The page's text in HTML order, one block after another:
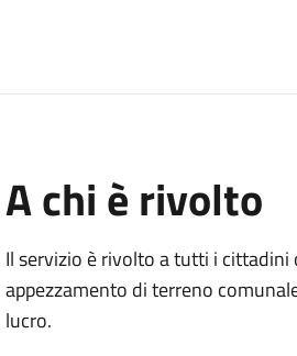
A chi è rivolto
Il servizio è rivolto a tutti i
appezzamento di terreno
lucro.